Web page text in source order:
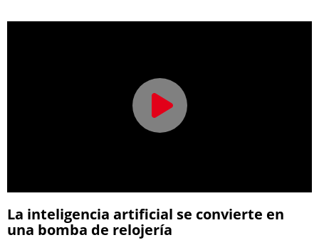
La inteligencia artificial se convierte en
una bomba de relojería